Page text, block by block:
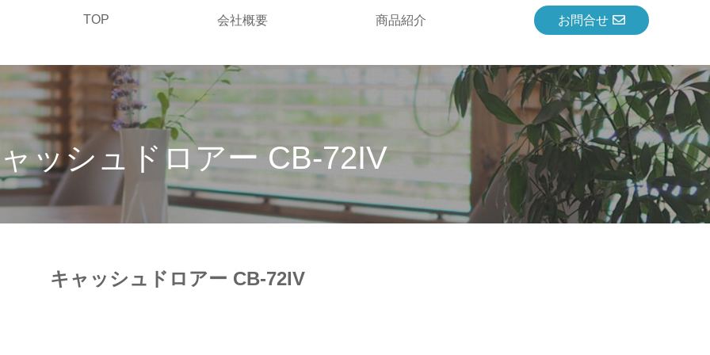
TOP 会社概要 商品紹介 お問合せ
ッシュドロアー CB-72IV
キャッシュドロアー CB-72IV